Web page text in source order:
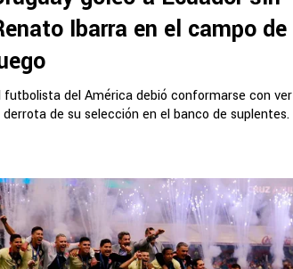
Ibarra en el campo de
futbolista del América debió conformarse con ver
derrota de su selección en el banco de suplentes.